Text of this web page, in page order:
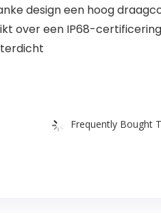
design een hoog
over een IP68-
Frequently Bought